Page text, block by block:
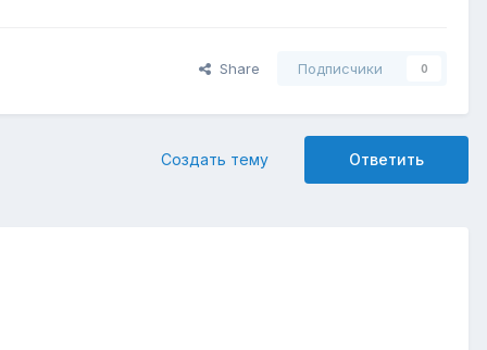
Share Подписчики 0
Ответить
Создать тему